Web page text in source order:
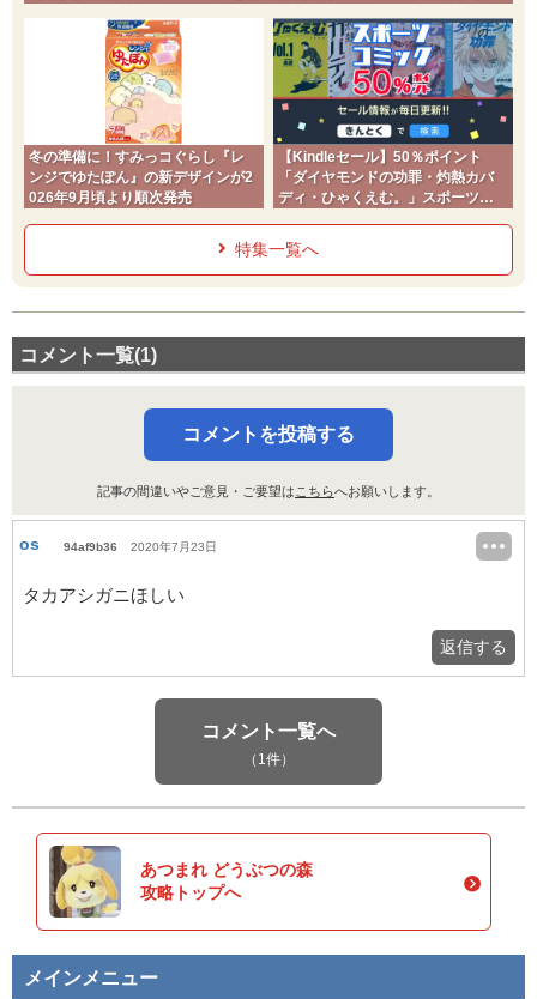
チ】
冬の準備に！すみっコぐらし『レ
ンジでゆたぽん』の新デザインが2
026年9月頃より順次発売
【Kindleセール】50％ポイント
「ダイヤモンドの功罪・灼熱カバ
ディ・ひゃくえむ。」スポーツコ
特集一覧へ
コメント一覧(1)
コメントを投稿する
記事の間違いやご意見・ご要望は こちらへお願いします。
os 94af9b36 2020年7月23日
タカアシガニほしい
返信する
コメント一覧へ
（1件）
あつまれ どうぶつの森
攻略トップへ
メインメニュー